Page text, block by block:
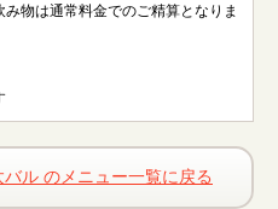
物は通常料金でのご精算となりま
ル のメニュー一覧に戻る